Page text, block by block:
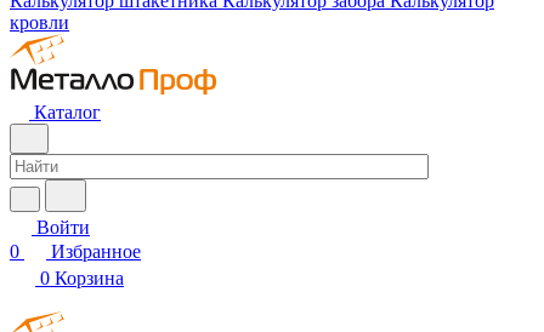
кровли
Каталог
Войти
0
Избранное
0 Корзина